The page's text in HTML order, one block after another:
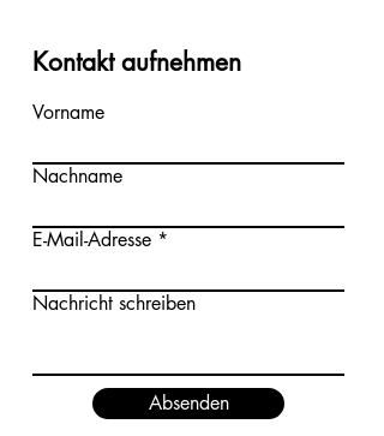
Kontakt aufnehmen
Vorname
Nachname
E-Mail-Adresse
Nachricht schreiben
Absenden